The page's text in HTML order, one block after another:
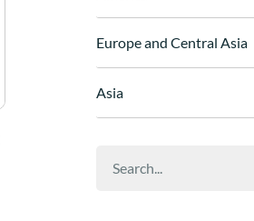
Europe and Central Asia
Asia